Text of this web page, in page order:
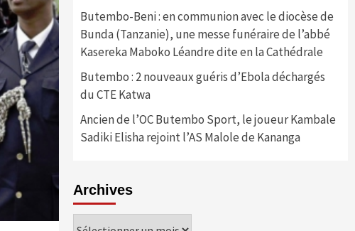
Butembo-Beni : en communion avec le diocèse de
Bunda (Tanzanie), une messe funéraire de l’abbé
Kasereka Maboko Léandre dite en la Cathédrale
Butembo : 2 nouveaux guéris d’Ebola déchargés
du CTE Katwa
Ancien de l’OC Butembo Sport, le joueur Kambale
Sadiki Elisha rejoint l’AS Malole de Kananga
Archives
Archives